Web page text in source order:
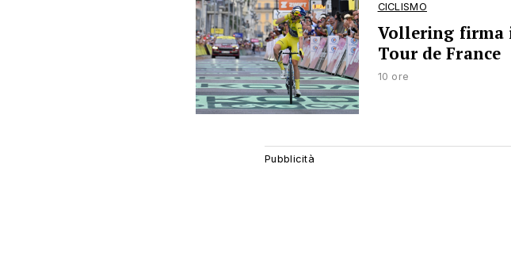
CICLISMO
Vollering firma
Tour de France
10 ore